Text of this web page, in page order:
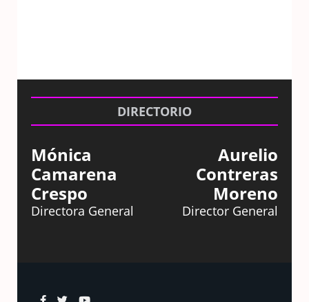
DIRECTORIO
Mónica
Camarena
Crespo
Directora General
Aurelio
Contreras
Moreno
Director General